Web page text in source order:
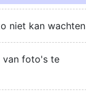
niet kan wachten
van foto's te